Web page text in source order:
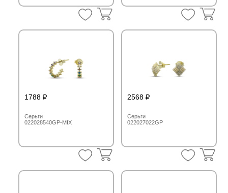
2568
Серьги
022027022GP
1788
Серьги
022028540GP-MIX